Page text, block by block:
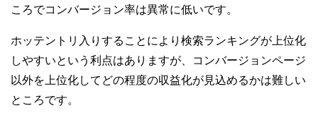
ころでコンバージョン率は異常に低いです。
ホッテントリ入りすることにより検索ランキングが上位化
しやすいという利点はありますが、コンバージョンページ
以外を上位化してどの程度の収益化が見込めるかは難しい
ところです。